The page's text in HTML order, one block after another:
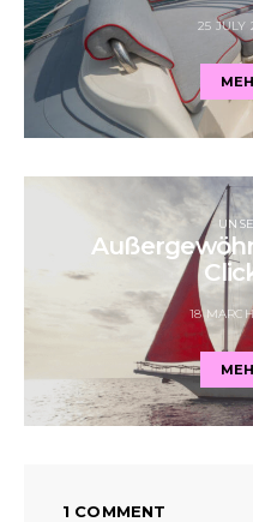
25 JULY
18
1 COMMENT